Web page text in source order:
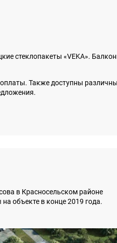
стеклопакеты «VEKA».
Также доступны
в Красносельском районе
объекте в конце 2019 года.